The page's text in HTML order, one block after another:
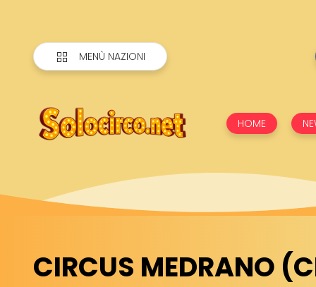
MENÙ NAZIONI
HOME
CIRCUS MEDRANO